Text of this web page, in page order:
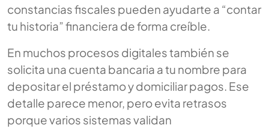
constancias fiscales pueden ayudarte a “contar
tu historia” financiera de forma creíble.
En muchos procesos digitales también se
solicita una cuenta bancaria a tu nombre para
depositar el préstamo y domiciliar pagos. Ese
detalle parece menor, pero evita retrasos
porque varios sistemas validan